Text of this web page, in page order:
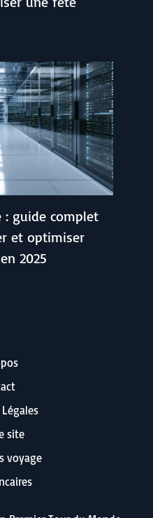
: guide complet
et optimiser
2025
site
voyage